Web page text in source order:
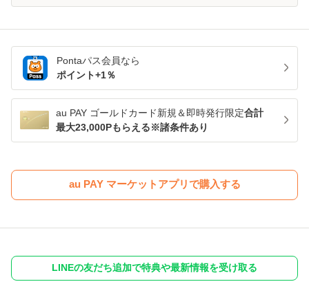
Pontaパス会員なら
ポイント+1％
au PAY ゴールドカード新規＆即時発行限定合計
最大23,000Pもらえる※諸条件あり
au PAY マーケットアプリで購入する
LINEの友だち追加で特典や最新情報を受け取る